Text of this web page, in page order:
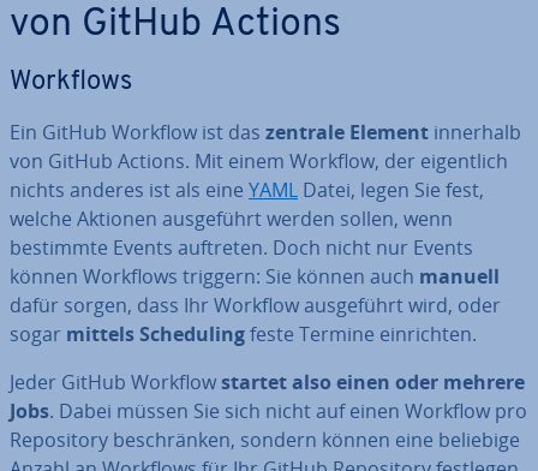
von GitHub Actions
Workflows
Ein GitHub Workflow ist das zentrale Element innerhalb
von GitHub Actions. Mit einem Workflow, der ei­gent­lich
nichts anderes ist als eine YAML Datei, legen Sie fest,
welche Aktionen aus­ge­führt werden sollen, wenn
bestimmte Events auftreten. Doch nicht nur Events
können Workflows triggern: Sie können auch manuell
dafür sorgen, dass Ihr Workflow aus­ge­führt wird, oder
sogar mittels Sche­du­lingfeste Termine ein­rich­ten.
Jeder GitHub Workflowstartet also einen oder mehrere
Jobs. Dabei müssen Sie sich nicht auf einen Workflow pro
Re­po­si­to­ry be­schrän­ken, sondern können eine beliebige